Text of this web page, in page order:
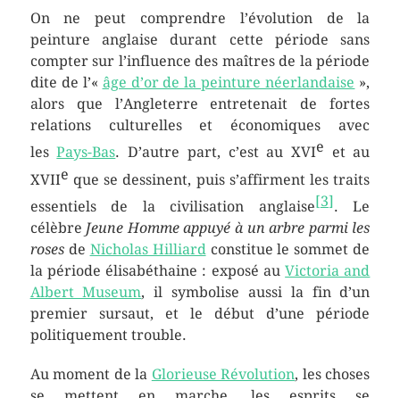
On ne peut comprendre l’évolution de la
peinture anglaise durant cette période sans
compter sur l’influence des maîtres de la période
dite de l’« âge d’or de la peinture néerlandaise »,
alors que l’Angleterre entretenait de fortes
relations culturelles et économiques avec
lesPays-Bas. D’autre part, c’est au XVIe et au
XVIIe que se dessinent, puis s’affirment les traits
essentiels de la civilisation anglaise[3]. Le
célèbre Jeune Homme appuyé à un arbre parmi les
rosesde Nicholas Hilliardconstitue le sommet de
la période élisabéthaine : exposé auVictoria and
Albert Museum, il symbolise aussi la fin d’un
premier sursaut, et le début d’une période
politiquement trouble.
Au moment de la Glorieuse Révolution, les choses